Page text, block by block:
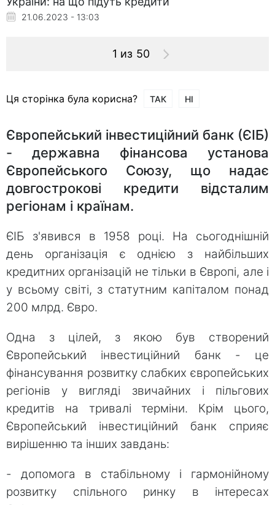
21.06.2023 - 13:03
1 из 50
Ця сторінка була корисна? ТАК НІ
Європейський інвестиційний банк (ЄІБ)
- державна фінансова установа
Європейського Союзу, що надає
довгострокові кредити відсталим
регіонам і країнам.
ЄІБ з'явився в 1958 році. На сьогоднішній
день організація є однією з найбільших
кредитних організацій не тільки в Європі, але і
у всьому світі, з статутним капіталом понад
200 млрд. Євро.
Одна з цілей, з якою був створений
Європейський інвестиційний банк - це
фінансування розвитку слабких європейських
регіонів у вигляді звичайних і пільгових
кредитів на тривалі терміни. Крім цього,
Європейський інвестиційний банк сприяє
вирішенню та інших завдань:
- допомога в стабільному і гармонійному
розвитку спільного ринку в інтересах